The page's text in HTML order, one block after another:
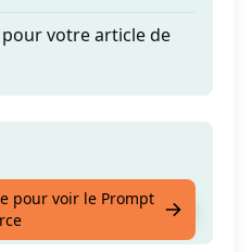
pour votre article de
de votre article de blog
pour voir le Prompt